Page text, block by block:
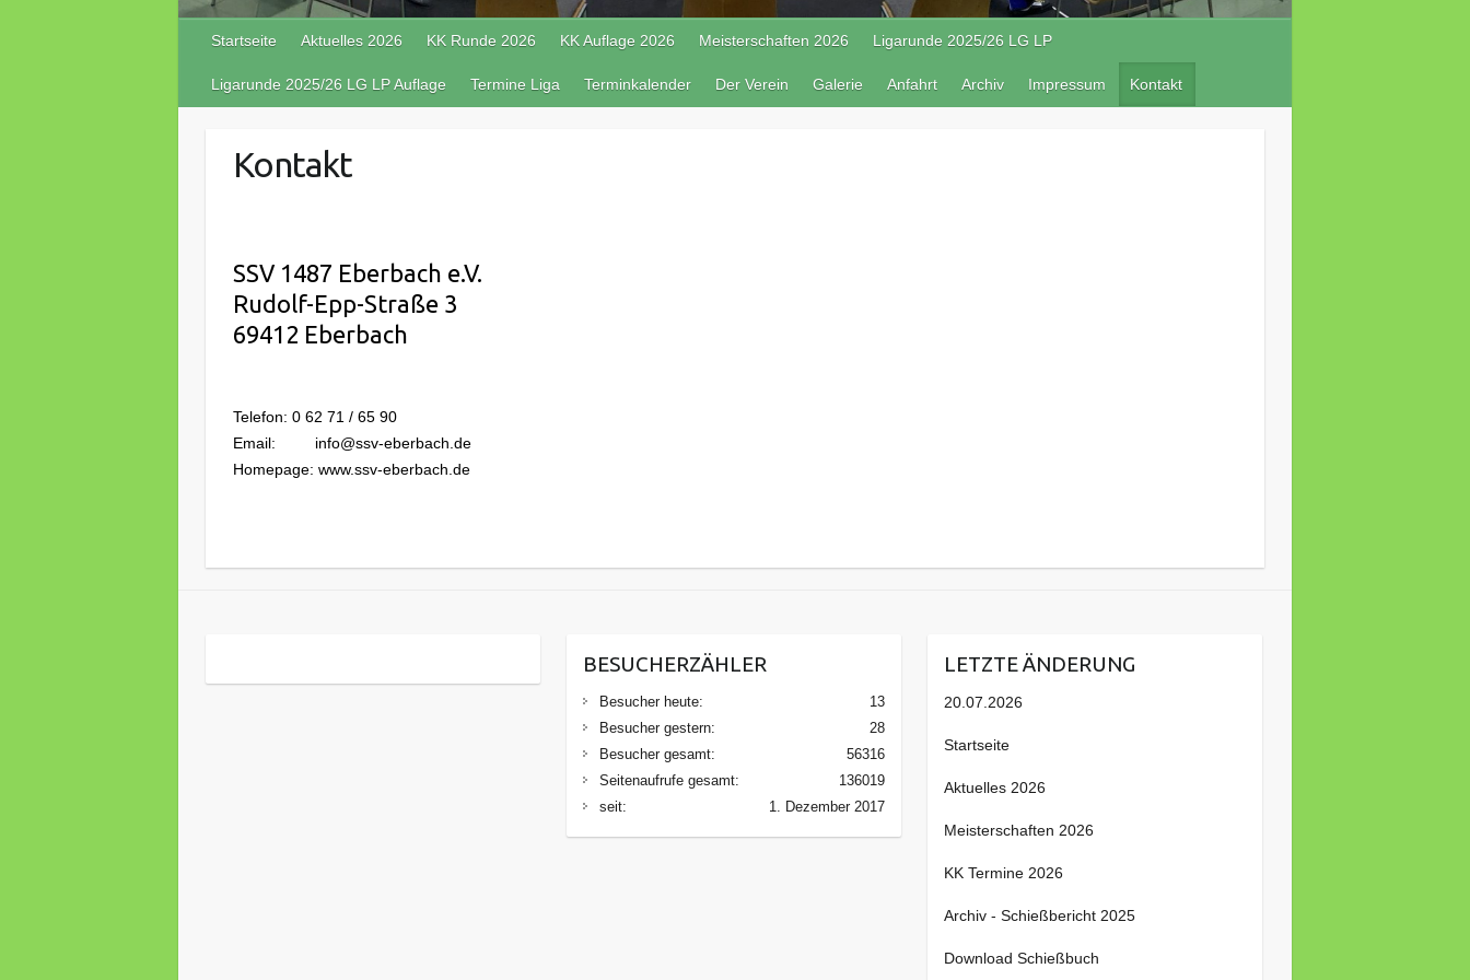
Startseite Aktuelles 2026 KK Runde 2026 KK Auflage 2026 Meisterschaften 2026 Ligarunde 2025/26 LG LP
Ligarunde 2025/26 LG LP Auflage Termine Liga Terminkalender Der Verein Galerie Anfahrt Archiv Impressum Kontakt
Kontakt
SSV 1487 Eberbach e.V.
Rudolf-Epp-Straße 3
69412 Eberbach
Telefon: 0 62 71 / 65 90
Email: info@ssv-eberbach.de
Homepage: www.ssv-eberbach.de
BESUCHERZÄHLER
13
Besucher heute:
28
Besucher gestern:
56316
Besucher gesamt:
136019
Seitenaufrufe gesamt:
1. Dezember 2017
seit:
LETZTE ÄNDERUNG
20.07.2026
Startseite
Aktuelles 2026
Meisterschaften 2026
KK Termine 2026
Archiv - Schießbericht 2025
Download Schießbuch